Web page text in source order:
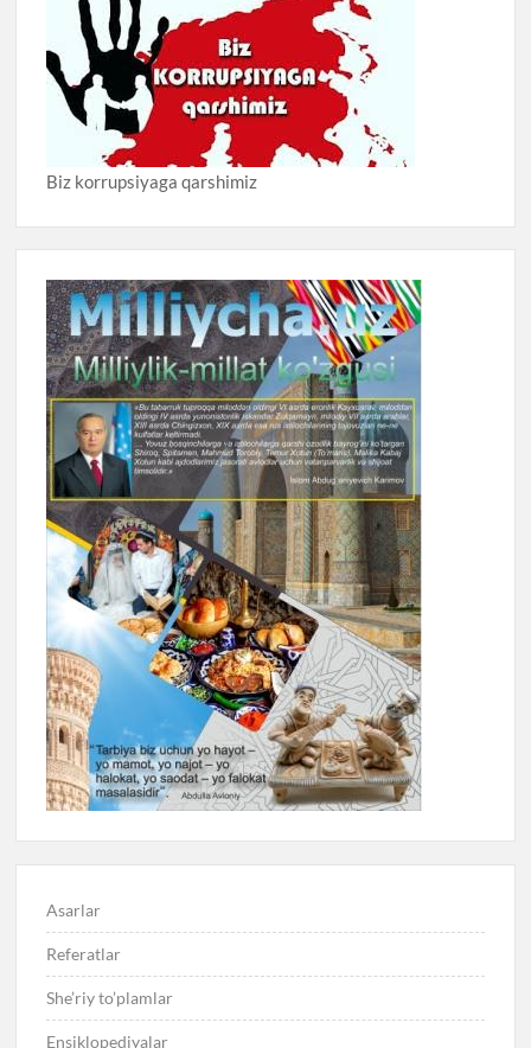
Biz korrupsiyaga qarshimiz
Asarlar
Referatlar
She’riy to’plamlar
Ensiklopediyalar